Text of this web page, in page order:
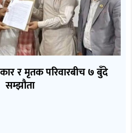
र मृतक परिवारबीच ७ बुँदे
सम्झौता